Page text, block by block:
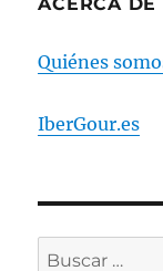
con
ACERCA DE
Quiénes
IberGour.es
Buscar